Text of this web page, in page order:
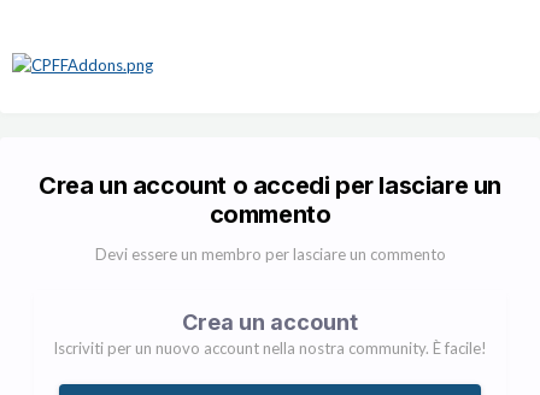
Crea un account o accedi per lasciare un
commento
Devi essere un membro per lasciare un commento
Crea un account
Iscriviti per un nuovo account nella nostra community. È facile!